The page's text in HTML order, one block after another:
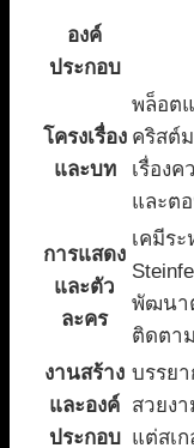
องค์
ประกอบ
โครงเรื่อง
และบท
พล็อต
คริสต์
เรื่องค
และต
การแสดง
และตัว
ละคร
เคมีระ
พัฒนา
ติดตาม
งานสร้าง
และองค์
ประกอบ
บรรย
สวยง
แต่สเ